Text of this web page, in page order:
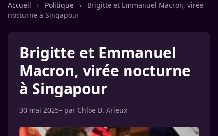
Accueil › Politique ›
Brigitte et Emmanuel Macron, virée
nocturne à Singapour
Brigitte et Emmanuel
Macron, virée nocturne
à Singapour
30 mai 2025– par Chloe B. Arieux